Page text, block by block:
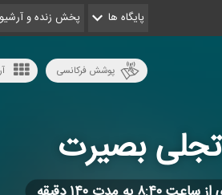
پایگاه ها پخش زنده و آرشیو
پوشش فرکانسی
تجلی بصیرت